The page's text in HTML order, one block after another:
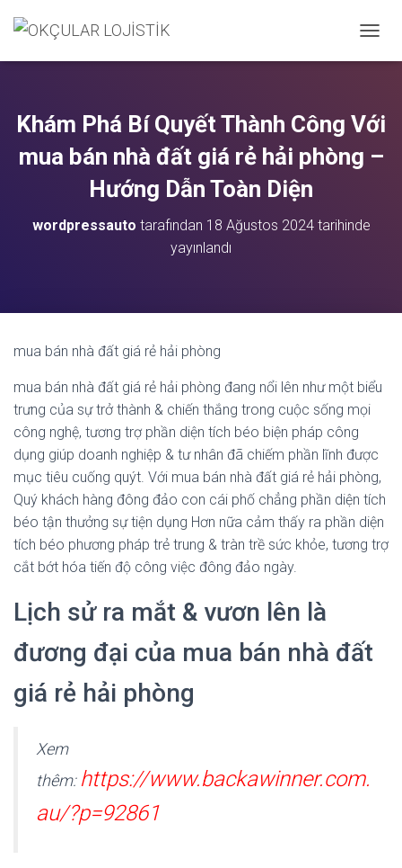
E
Y
Ü
P
Khám Phá Bí Quyết Thành Công Với
mua bán nhà đất giá rẻ hải phòng –
Hướng Dẫn Toàn Diện
wordpressauto tarafından 18 Ağustos 2024tarihinde
yayınlandı
mua bán nhà đất giá rẻ hải phòng
mua bán nhà đất giá rẻ hải phòng đang nổi lên như một biểu
trưng của sự trở thành & chiến thắng trong cuộc sống mọi
công nghệ, tương trợ phần diện tích béo biện pháp công
dụng giúp doanh nghiệp & tư nhân đã chiếm phần lĩnh được
mục tiêu cuống quýt. Với mua bán nhà đất giá rẻ hải phòng,
Quý khách hàng đông đảo con cái phố chẳng phần diện tích
béo tận thưởng sự tiện dụng Hơn nữa cảm thấy ra phần diện
tích béo phương pháp trẻ trung & tràn trề sức khỏe, tương trợ
cắt bớt hóa tiến độ công việc đông đảo ngày.
Lịch sử ra mắt & vươn lên là
đương đại của mua bán nhà đất
giá rẻ hải phòng
Xem
thêm: https://www.backawinner.com.
au/?p=92861